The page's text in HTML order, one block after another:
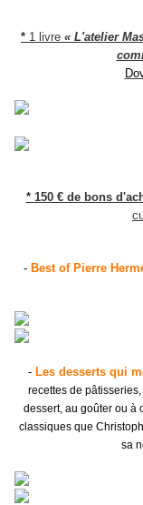
* 1 livre « L'atelier
* 150 € de bons
- Best of Pierre
- Les desserts qui
recettes de
dessert, au goûter ou à
classiques que
sa